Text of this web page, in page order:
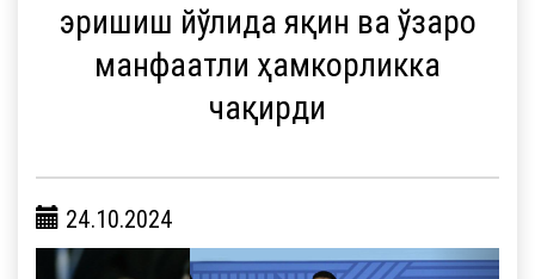
эришиш йўлида яқин ва ўзаро
манфаатли ҳамкорликка
чақирди
24.10.2024